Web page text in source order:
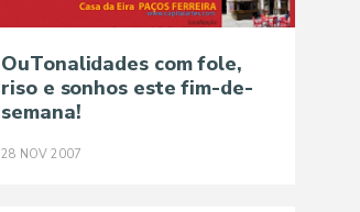
OuTonalidades com fole,
riso e sonhos este fim-de-
semana!
28 NOV 2007